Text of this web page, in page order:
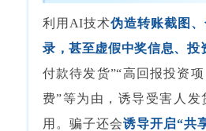
利用AI技术伪造转账截图
录，甚至虚假中奖信息、投
付款待发货”“高回报投资
费”等为由，诱导受害人
用。骗子还会诱导开启“共